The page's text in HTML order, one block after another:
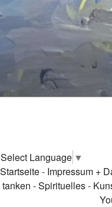
to
content
Select Language ▼
Startseite- Impressum +
tanken -Spirituelles-